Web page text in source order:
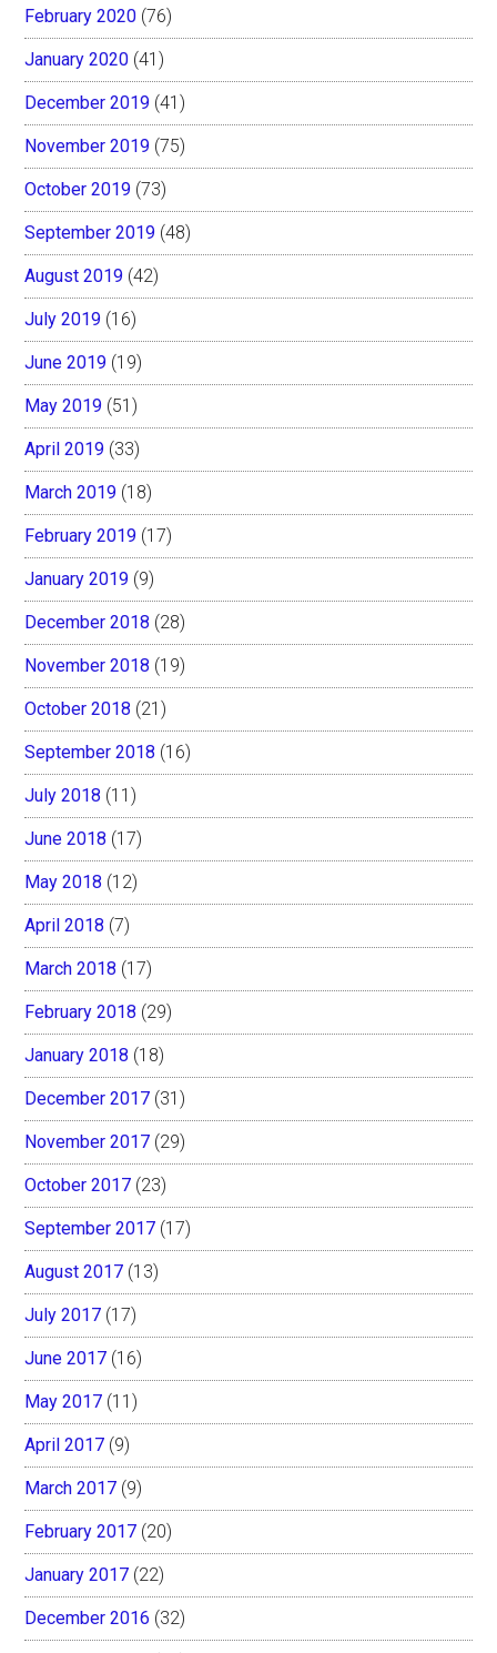
February 2020 (76)
January 2020 (41)
December 2019 (41)
November 2019 (75)
October 2019 (73)
September 2019 (48)
August 2019 (42)
July 2019 (16)
June 2019 (19)
May 2019 (51)
April 2019 (33)
March 2019 (18)
February 2019 (17)
January 2019 (9)
December 2018 (28)
November 2018 (19)
October 2018 (21)
September 2018 (16)
July 2018 (11)
June 2018 (17)
May 2018 (12)
April 2018 (7)
March 2018 (17)
February 2018 (29)
January 2018 (18)
December 2017 (31)
November 2017 (29)
October 2017 (23)
September 2017 (17)
August 2017 (13)
July 2017 (17)
June 2017 (16)
May 2017 (11)
April 2017 (9)
March 2017 (9)
February 2017 (20)
January 2017 (22)
December 2016 (32)